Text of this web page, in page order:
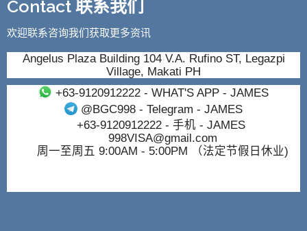
Contact 联系我们
欢迎联系咨询我们获取更多资讯
Angelus Plaza Building 104 V.A. Rufino ST, Legazpi
Village, Makati PH
+63-9120912222- WHAT'S APP - JAMES
@BGC998 - Telegram - JAMES
+63-9120912222- 手机 - JAMES
998VISA@gmail.com
周一至周五 9:00AM - 5:00PM （法定节假日休业)